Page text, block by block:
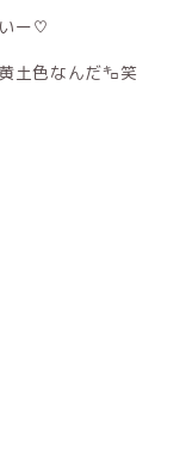
ー♡
土色なんだ㌔笑